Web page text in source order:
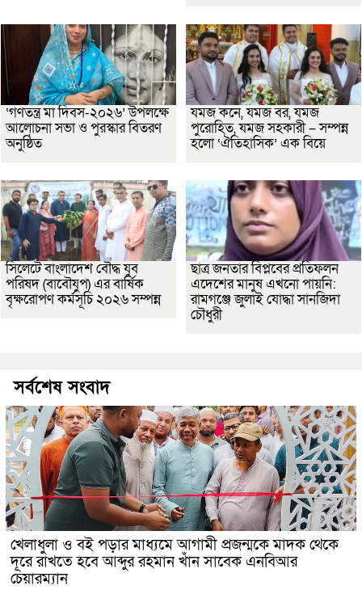
‘গণতন্ত্র মা দিবস-২০২৬’ উপলক্ষে
আলোচনা সভা ও পুরস্কার বিতরণ
অনুষ্ঠিত
যমজ কনে, যমজ বর, যমজ
পুরোহিত, যমজ সহকারী – সম্পন্ন
হলো ‘ঐতিহাসিক’ এক বিয়ে
সিলেটে বাংলাদেশ বৌদ্ধ যুব
পরিষদ (বাবৌযুপ) এর বার্ষিক
বৃক্ষরোপণ কর্মসূচি ২০২৬ সম্পন্ন
ছাত্র জনতার বিপ্লবের প্রতিফলন
এদেশের মানুষ এখনো পায়নি:
রামগঞ্জে জুলাই যোদ্ধা সানজিদা
চৌধুরী
সর্বশেষ সংবাদ
খেলাধুলা ও বই পড়ার মাধ্যমে আগামী প্রজন্মকে মাদক থেকে
দূরে রাখতে হবে আব্দুর রহমান খাঁন সাবেক এনবিআর
চেয়ারম্যান